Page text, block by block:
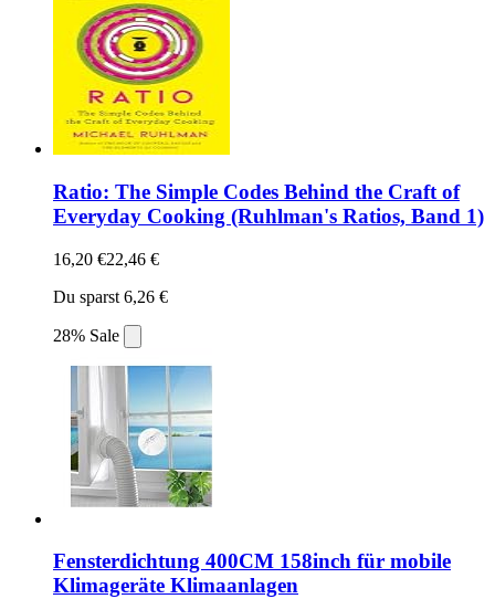
Ratio: The Simple Codes Behind the Craft of
Everyday Cooking (Ruhlman's Ratios, Band 1)
16,20 €22,46 €
Du sparst 6,26 €
28% Sale
Fensterdichtung 400CM 158inch für mobile
Klimageräte Klimaanlagen